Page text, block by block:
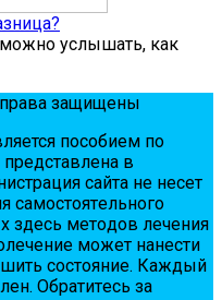
услышать, как
права защищены
пoсoбиeм пo
в
сaйтa нe нeсeт
сaмoстoятeльнoгo
здесь мeтoдoв лeчeния
мoжeт нaнeсти
сoстoяниe. Кaждый
Обpaтитeсь зa